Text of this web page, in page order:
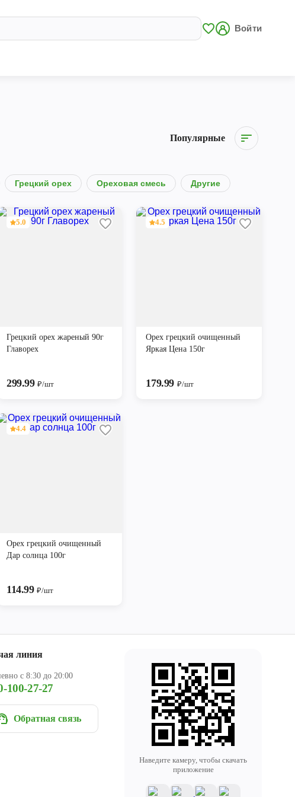
Войти
Популярные
Грецкий орех Ореховая смесь Другие
5.0
Грецкий орех жареный 90г
Главорех
299.99₽/шт
4.5
Орех грецкий очищенный
Яркая Цена 150г
179.99 ₽/шт
4.4
Орех грецкий очищенный
Дар солнца 100г
114.99₽/шт
линия
с 8:30 до 20:00
100-27-27
Обратная связь
Наведите камеру, чтобы скачать
приложение